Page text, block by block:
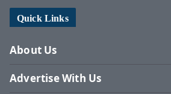
Quick Links
About Us
Advertise With Us